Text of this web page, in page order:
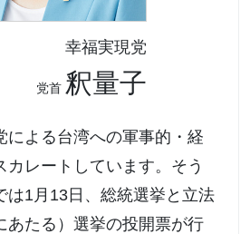
幸福実現党
党首 釈量子
による台湾への軍事的・経
カレートしています。そう
は1月13日、総統選挙と立法
あたる）選挙の投開票が行